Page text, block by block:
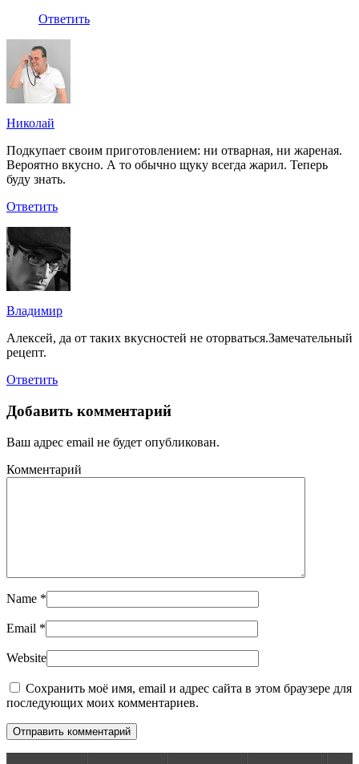
Ответить
Николай
Подкупает своим приготовлением: ни отварная, ни жареная.
Вероятно вкусно. А то обычно щуку всегда жарил. Теперь
буду знать.
Ответить
Владимир
Алексей, да от таких вкусностей не оторваться.Замечательный
рецепт.
Ответить
Добавить комментарий
Ваш адрес email не будет опубликован.
Комментарий
Name *
Email *
Website
Сохранить моё имя, email и адрес сайта в этом браузере для
последующих моих комментариев.